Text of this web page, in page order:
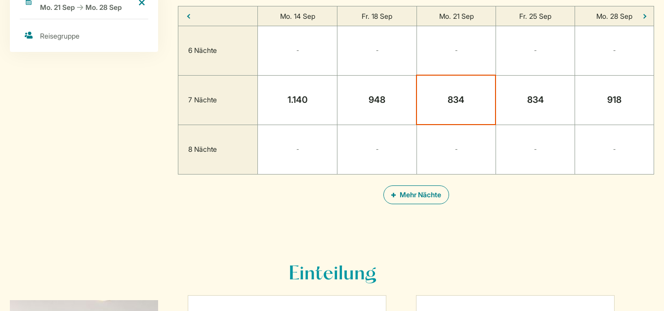
Mehr Nächte
Mo. 14 Sep Fr. 18 Sep Mo. 21 Sep Fr. 25 Sep Mo. 28 Sep
6 Nächte - - - - -
7 Nächte 1.140 948 834 834 918
8 Nächte - - - - -
Einteilung